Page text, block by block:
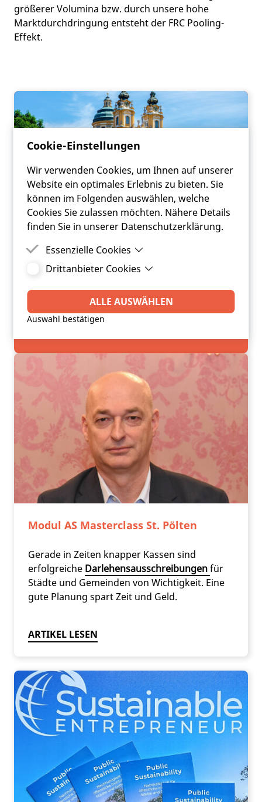
Cookie-Einstellungen
Wir verwenden Cookies, um Ihnen auf unserer
Website ein optimales Erlebnis zu bieten. Sie
können im Folgenden auswählen, welche
Cookies Sie zulassen möchten. Nähere Details
finden Sie in unserer Datenschutzerklärung.
Essenzielle Cookies
Essenzielle Cookies sind Cookies, welche für die
benötigt werden.
Drittanbieter Cookies
Drittanbieter Cookies sind Cookies, die
Drittanbieter-Software setzt, um Funktionen wie
Google Maps zu ermöglichen.
ALLE AUSWÄHLEN
Auswahl bestätigen
größerer Volumina bzw. durch unsere hohe
Marktdurchdringung entsteht der FRC Pooling-
Effekt.
FRC | KOMMUNAL |
JETZT ANFRAGEN
Modul AS Masterclass St. Pölten
Gerade in Zeiten knapper Kassen sind
erfolgreiche Darlehensausschreibungenfür
Städte und Gemeinden von Wichtigkeit. Eine
gute Planung spart Zeit und Geld.
ARTIKEL LESEN